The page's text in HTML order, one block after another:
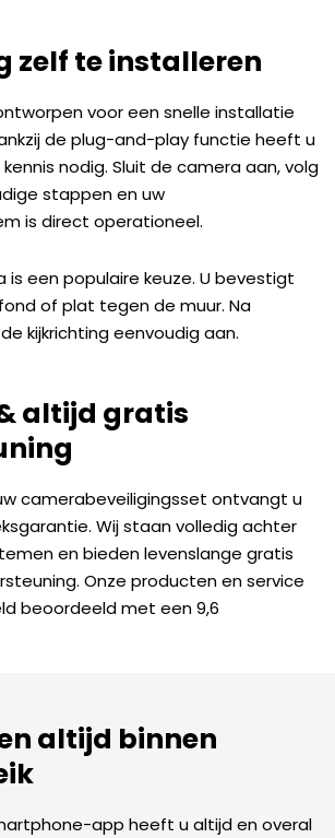
zelf te installeren
voor een snelle installatie
de plug-and-play functie heeft u
nodig. Sluit de camera aan, volg
stappen en uw
is direct operationeel.
is een populaire keuze. U bevestigt
of plat tegen de muur. Na
kijkrichting eenvoudig aan.
altijd gratis
camerabeveiligingsset ontvangt u
Wij staan volledig achter
en bieden levenslange gratis
Onze producten en service
beoordeeld met een 9,6
altijd binnen
app heeft u altijd en overal